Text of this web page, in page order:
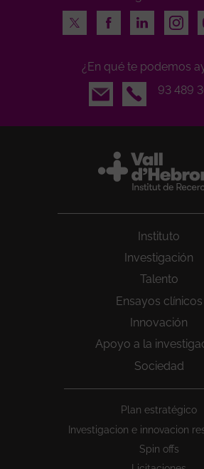
Twitter
FacebookLinkedIn
¿En qué te podemos
Email
93 489
Instituto
Investigación
Talento
Ensayos clínicos
Innovación
Apoyo a la
Sociedad
Plan estratégico
Investigacion e innovacion
Spin offs